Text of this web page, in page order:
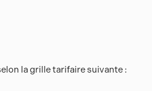
la grille tarifaire suivante :